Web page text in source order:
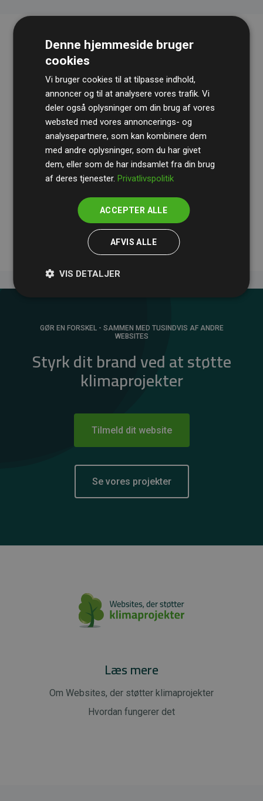
RevisionshusetBDOgennemgår løbende vores
beregninger og metode for at sikre gennemsigtighed
og pålidelighed.
Deres revision dokumenterer, at vores investeringer i
medlemmernes websites estimerede CO₂-
GØR EN FORSKEL - SAMMEN MED TUSINDVIS AF ANDRE
WEBSITES
Styrk dit brand ved at støtte
klimaprojekter
Tilmeld dit website
Se vores projekter
Læs mere
Om Websites, der støtter klimaprojekter
Hvordan fungerer det
Denne hjemmeside bruger
cookies
Vi bruger cookies til at tilpasse indhold,
annoncer og til at analysere vores trafik. Vi
deler også oplysninger om din brug af vores
websted med vores annoncerings- og
analysepartnere, som kan kombinere dem
med andre oplysninger, som du har givet
dem, eller som de har indsamlet fra din brug
af deres tjenester.Privatlivspolitik
ACCEPTER ALLE
AFVIS ALLE
VIS DETALJER